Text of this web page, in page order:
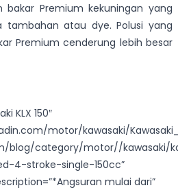
Premium kekuningan yang
tambahan atau dye. Polusi yang
Premium cenderung lebih besar
KLX 150″
motor/kawasaki/
blog/category/motor//kawasaki/
4-stroke-single-150cc”
mulai dari”